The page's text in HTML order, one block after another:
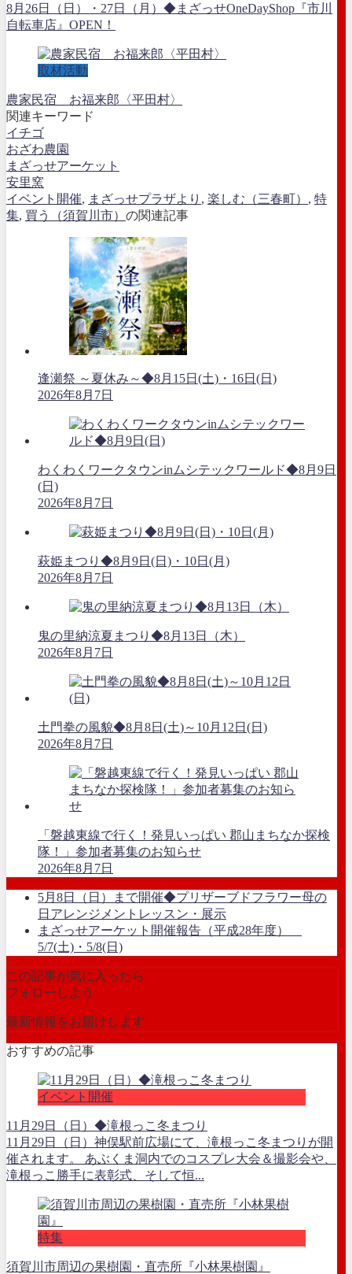
8月26日（日）・27日（月）◆まざっせOneDayShop『市川
自転車店』OPEN！
取材活動
農家民宿 お福来郎〈平田村〉
関連キーワード
イチゴ
おざわ農園
まざっせアーケット
安里窯
イベント開催, まざっせプラザより , 楽しむ（三春町） , 特
集, 買う（須賀川市） の関連記事
逢瀬祭 ～夏休み～◆8月15日(土)・16日(日)
2026年8月7日
わくわくワークタウンinムシテックワールド◆8月9日
(日)
2026年8月7日
萩姫まつり◆8月9日(日)・10日(月)
2026年8月7日
鬼の里納涼夏まつり◆8月13日（木）
2026年8月7日
土門拳の風貌◆8月8日(土)～10月12日(日)
2026年8月7日
「磐越東線で行く！発見いっぱい 郡山まちなか探検
隊！」参加者募集のお知らせ
2026年8月7日
5月8日（日）まで開催◆プリザーブドフラワー母の
日アレンジメントレッスン・展示
まざっせアーケット開催報告（平成28年度）
5/7(土)・5/8(日)
この記事が気に入ったら
フォローしよう
最新情報をお届けします
おすすめの記事
イベント開催
11月29日（日）◆滝根っこ冬まつり
11月29日（日）神俣駅前広場にて、滝根っこ冬まつりが開
催されます。 あぶくま洞内でのコスプレ大会＆撮影会や、
滝根っこ勝手に表彰式、そして恒...
特集
須賀川市周辺の果樹園・直売所『小林果樹園』